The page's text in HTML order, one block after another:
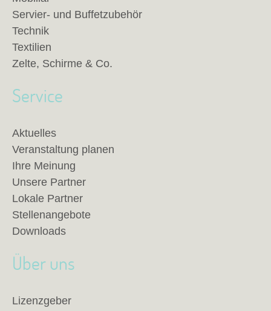
Servier- und Buffetzubehör
Technik
Textilien
Zelte, Schirme & Co.
Service
Aktuelles
Veranstaltung planen
Ihre Meinung
Unsere Partner
Lokale Partner
Stellenangebote
Downloads
Über uns
Lizenzgeber